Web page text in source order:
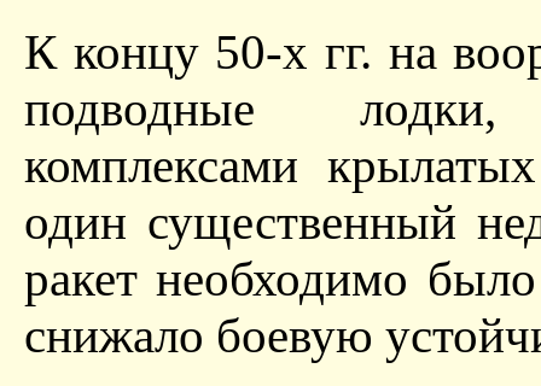
К концу 50-х гг. на
подводные
комплексами
один существенный
ракет необходимо
снижало боевую